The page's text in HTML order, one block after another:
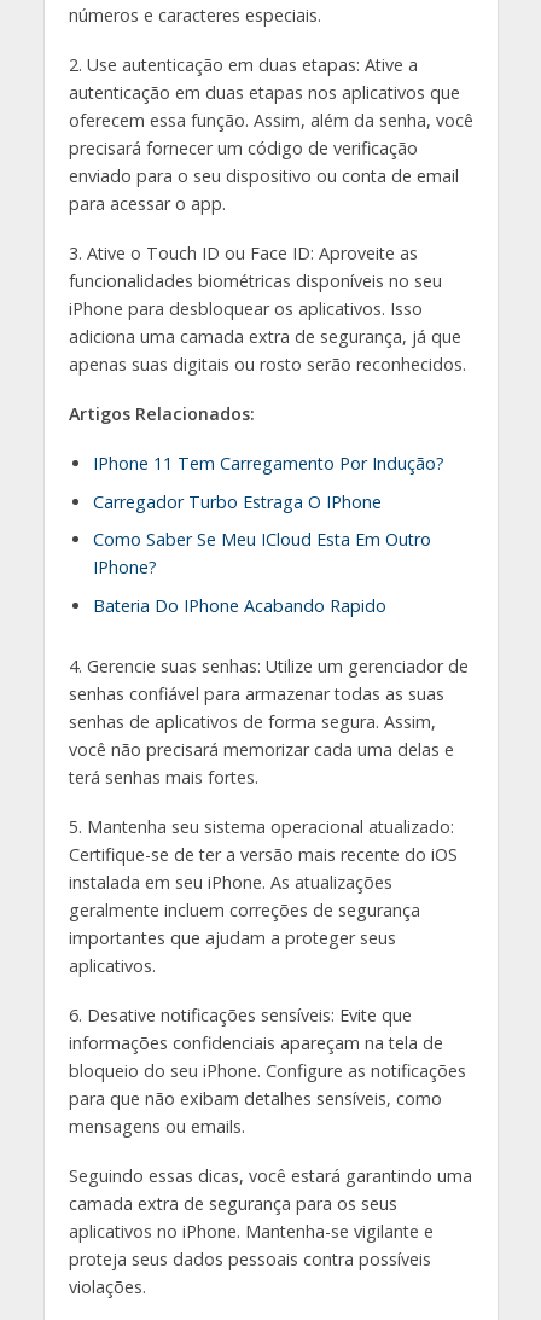
números e caracteres especiais.
2. Use autenticação em duas etapas: Ative a
autenticação em duas etapas nos aplicativos que
oferecem essa função. Assim, além da senha, você
precisará fornecer um código de verificação
enviado para o seu dispositivo ou conta de email
para acessar o app.
3. Ative o Touch ID ou Face ID: Aproveite as
funcionalidades biométricas disponíveis no seu
iPhone para desbloquear os aplicativos. Isso
adiciona uma camada extra de segurança, já que
apenas suas digitais ou rosto serão reconhecidos.
Artigos Relacionados:
IPhone 11 Tem Carregamento Por Indução?
Carregador Turbo Estraga O IPhone
Como Saber Se Meu ICloud Esta Em Outro
IPhone?
Bateria Do IPhone Acabando Rapido
4. Gerencie suas senhas: Utilize um gerenciador de
senhas confiável para armazenar todas as suas
senhas de aplicativos de forma segura. Assim,
você não precisará memorizar cada uma delas e
terá senhas mais fortes.
5. Mantenha seu sistema operacional atualizado:
Certifique-se de ter a versão mais recente do iOS
instalada em seu iPhone. As atualizações
geralmente incluem correções de segurança
importantes que ajudam a proteger seus
aplicativos.
6. Desative notificações sensíveis: Evite que
informações confidenciais apareçam na tela de
bloqueio do seu iPhone. Configure as notificações
para que não exibam detalhes sensíveis, como
mensagens ou emails.
Seguindo essas dicas, você estará garantindo uma
camada extra de segurança para os seus
aplicativos no iPhone. Mantenha-se vigilante e
proteja seus dados pessoais contra possíveis
violações.